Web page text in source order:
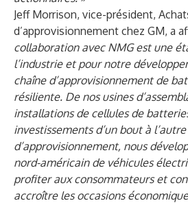
Jeff Morrison, vice-président,
d’approvisionnement chez GM, a
collaboration avec NMG est une
l’industrie et pour notre
chaîne d’approvisionnement de
résiliente. De nos usines
installations de cellules de
investissements d’un bout à
d’approvisionnement, nous
nord-américain de véhicules
profiter aux consommateurs et
accroître les occasions